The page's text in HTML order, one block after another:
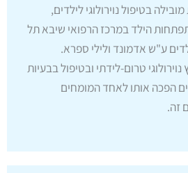
בטיפול נוירולוגי לילדים,
הילד במרכז הרפואי שיבא תל
ע"ש אדמונד ולילי ספרא.
נוירולוגי טרום-לידתי ובטיפול בבעיות
הפכה אותו לאחד המומחים
זה.